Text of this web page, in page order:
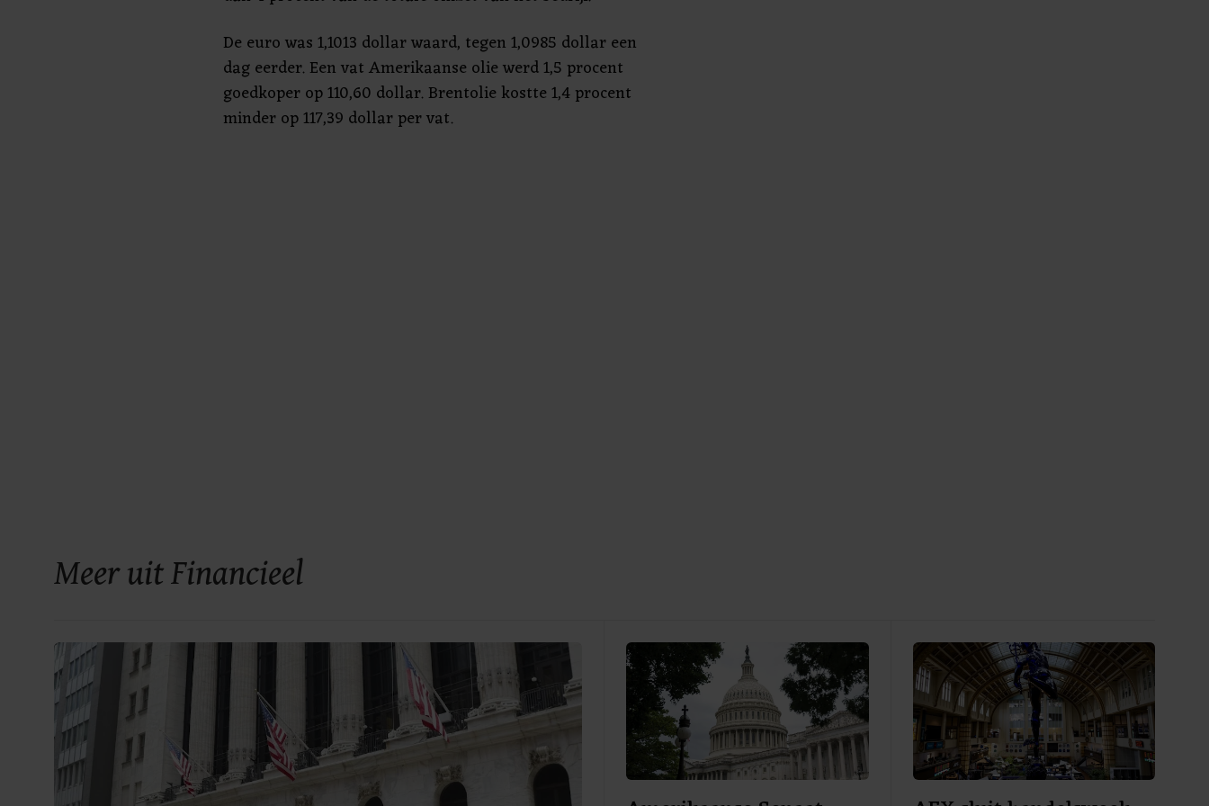
De euro was 1,1013 dollar waard, tegen 1,0985 dollar een
dag eerder. Een vat Amerikaanse olie werd 1,5 procent
goedkoper op 110,60 dollar. Brentolie kostte 1,4 procent
minder op 117,39 dollar per vat.
Meer uit Financieel